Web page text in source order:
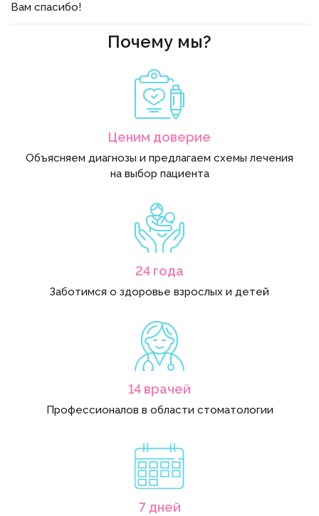
Вам спасибо!
Почему мы?
Ценим доверие
Объясняем диагнозы и предлагаем схемы лечения
на выбор пациента
24 года
Заботимся о здоровье взрослых и детей
14 врачей
Профессионалов в области стоматологии
7 дней